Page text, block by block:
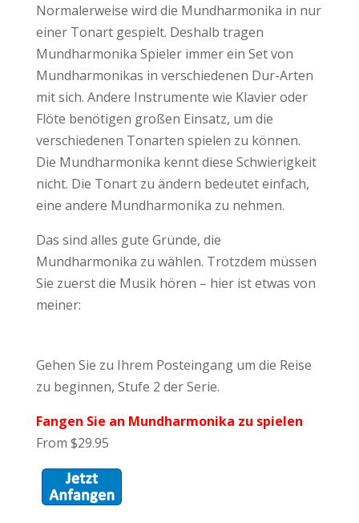
Normalerweise wird die Mundharmonika in nur
einer Tonart gespielt. Deshalb tragen
Mundharmonika Spieler immer ein Set von
Mundharmonikas in verschiedenen Dur-Arten
mit sich. Andere Instrumente wie Klavier oder
Flöte benötigen großen Einsatz, um die
verschiedenen Tonarten spielen zu können.
Die Mundharmonika kennt diese Schwierigkeit
nicht. Die Tonart zu ändern bedeutet einfach,
eine andere Mundharmonika zu nehmen.
Das sind alles gute Gründe, die
Mundharmonika zu wählen. Trotzdem müssen
Sie zuerst die Musik hören – hier ist etwas von
meiner:
Gehen Sie zu Ihrem Posteingang um die Reise
zu beginnen, Stufe 2 der Serie.
Fangen Sie an Mundharmonika zu spielen
From $29.95